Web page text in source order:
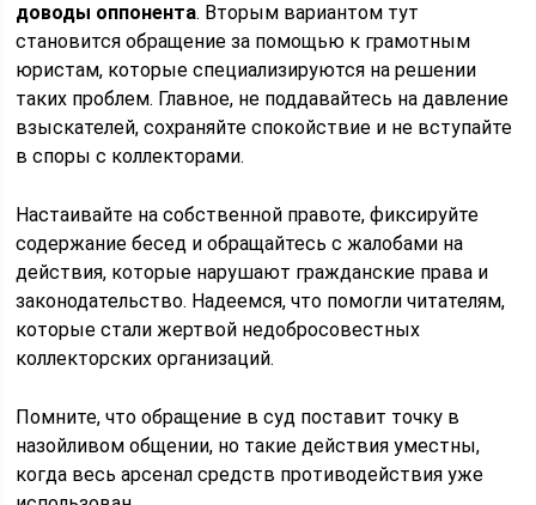
доводы оппонента. Вторым вариантом тут
становится обращение за помощью к грамотным
юристам, которые специализируются на решении
таких проблем. Главное, не поддавайтесь на давление
взыскателей, сохраняйте спокойствие и не вступайте
в споры с коллекторами.
Настаивайте на собственной правоте, фиксируйте
содержание бесед и обращайтесь с жалобами на
действия, которые нарушают гражданские права и
законодательство. Надеемся, что помогли читателям,
которые стали жертвой недобросовестных
коллекторских организаций.
Помните, что обращение в суд поставит точку в
назойливом общении, но такие действия уместны,
когда весь арсенал средств противодействия уже